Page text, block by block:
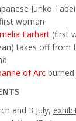
Junko
woman
Earhart (first
takes off from
of Arc
and 3 July,